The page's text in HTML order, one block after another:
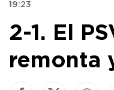
19:23
2-1. El
remonta